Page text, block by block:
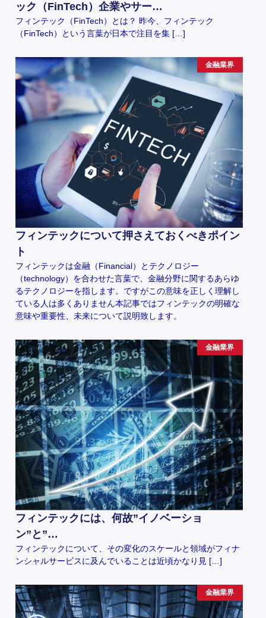
ック（FinTech）企業やサー…
フィンテック（FinTech）とは？ 昨今、フィンテック
（FinTech）という言葉が日本で注目を集 […]
金融業界
フィンテックについて押さえておくべきポイン
ト
フィンテックは金融（Financial）とテクノロジー
（technology）を合わせた言葉で、金融分野に関するあらゆ
るテクノロジーを指します。ですがこの意味を正しく理解し
ている人は多くありません本記事ではフィンテックの明確な
意味や重要性、未来について説明致します。
金融業界
フィンテックには、何故”イノベーショ
ン”と”…
フィンテックについて、その変化のスケールと領域がフィナ
ンシャルサービスに及んでいることは近頃かなり見 […]
金融業界